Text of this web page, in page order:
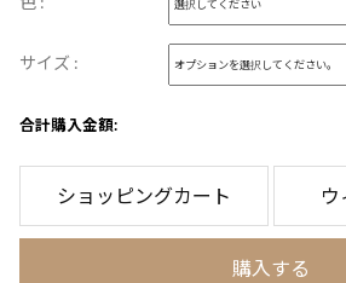
サイズ :
合計購入金額:
ショッピングカート ウ
購入する